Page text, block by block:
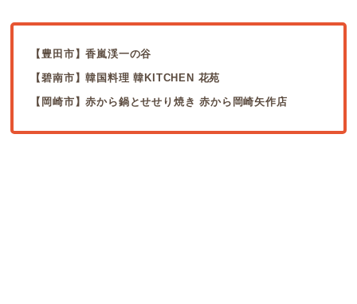
【豊田市】香嵐渓一の谷
【碧南市】韓国料理 韓KITCHEN 花苑
【岡崎市】赤から鍋とせせり焼き 赤から岡崎矢作店